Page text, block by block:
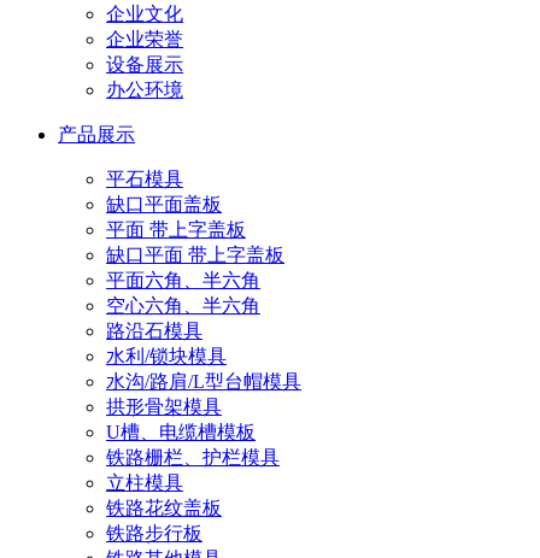
企业文化
企业荣誉
设备展示
办公环境
产品展示
平石模具
缺口平面盖板
平面 带上字盖板
缺口平面 带上字盖板
平面六角、半六角
空心六角、半六角
路沿石模具
水利/锁块模具
水沟/路肩/L型台帽模具
拱形骨架模具
U槽、电缆槽模板
铁路栅栏、护栏模具
立柱模具
铁路花纹盖板
铁路步行板